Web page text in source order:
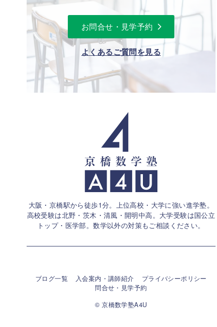
お問合せ・見学予約
よくあるご質問を見る
大阪・京橋駅から徒歩1分。上位高校・大学に強い進学塾。
高校受験は北野・茨木・清風・開明中高。大学受験は国公立
トップ・医学部。数学以外の対策もご相談ください。
ブログ一覧 入会案内・講師紹介
プライバシーポリシー
問合せ・見学予約
© 京橋数学塾A4U